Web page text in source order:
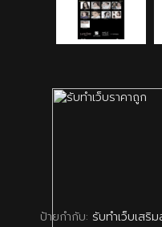
ป้ายกำกับ: รับทำเว็บเสริ